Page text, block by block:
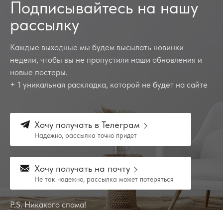
Подписывайтесь на нашу
рассылку
Каждые выходные мы будем высылать новинки
недели, чтобы вы не пропустили наши обновления и
новые постеры.
+ 1 уникальная раскладка, которой не будет на сайте
Хочу получать в Телеграм
Надежно, рассылка точно придет
Хочу получать на почту
Не так надежно, рассылка может потеряться
P.S. Никакого спама!